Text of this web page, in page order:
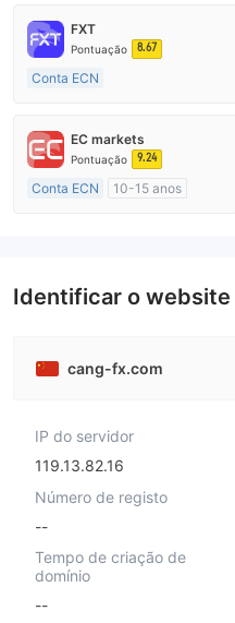
FXT
Pontuação 8.67
Conta ECN
Austrália Regulamento
Market Marketing (MM)
EC markets
Pontuação 9.24
Conta ECN
10-15 anos
Identificar o
cang-fx.com
IP do servidor
119.13.82.16
Número de registo
--
Tempo de criação de
domínio
--